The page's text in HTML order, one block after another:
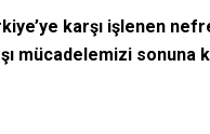
karşı işlenen
mücadelemizi sonuna